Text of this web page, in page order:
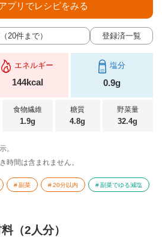
20件まで） 登録済一覧
プリでレシピをみる
エネルギー
144kcal
塩分
0.9g
食物繊維
1.9g
糖質
4.8g
野菜量
32.4g
。
時間は含まれません。
副菜 20分以内 副菜でゆる減塩
（2人分）